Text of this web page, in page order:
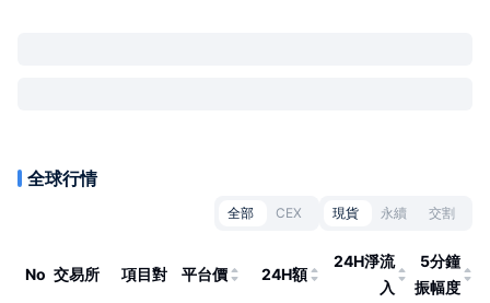
全球行情
全部 CEX 現貨 永續 交割
No 交易所 項目對 平台價 24H額
24H淨流
入
5分鐘
振幅度